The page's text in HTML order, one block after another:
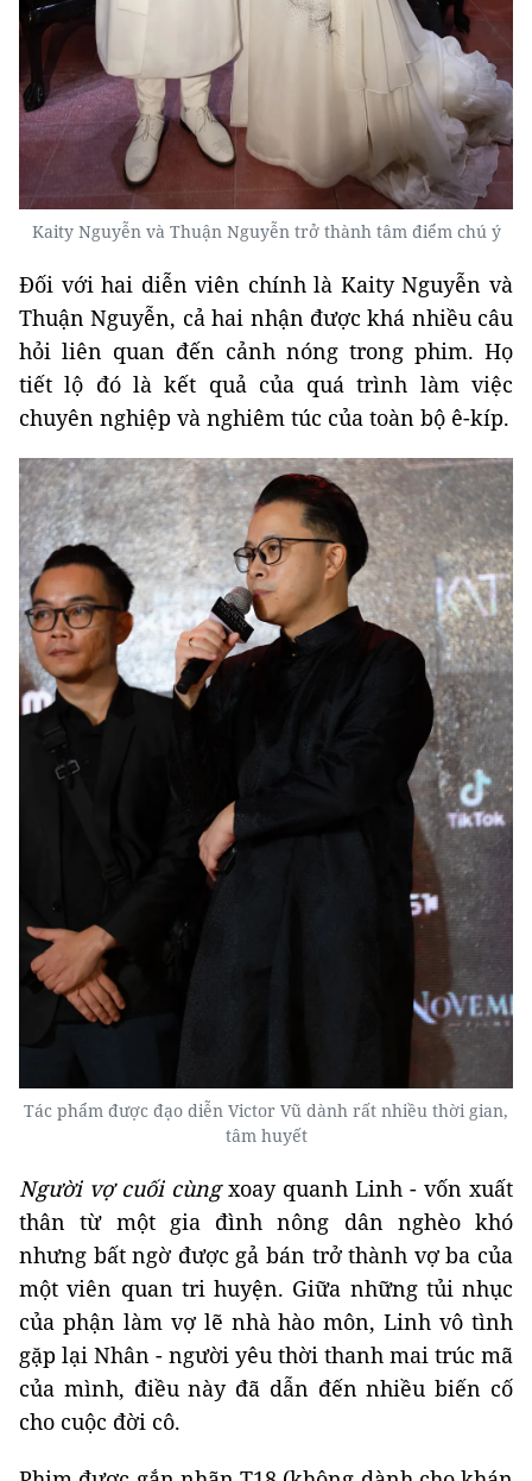
Kaity Nguyễn và Thuận Nguyễn trở thành tâm điểm chú ý
Đối với hai diễn viên chính là Kaity Nguyễn và
Thuận Nguyễn, cả hai nhận được khá nhiều câu
hỏi liên quan đến cảnh nóng trong phim. Họ
tiết lộ đó là kết quả của quá trình làm việc
chuyên nghiệp và nghiêm túc của toàn bộ ê-kíp.
Tác phẩm được đạo diễn Victor Vũ dành rất nhiều thời gian,
tâm huyết
Người vợ cuối cùngxoay quanh Linh - vốn xuất
thân từ một gia đình nông dân nghèo khó
nhưng bất ngờ được gả bán trở thành vợ ba của
một viên quan tri huyện. Giữa những tủi nhục
của phận làm vợ lẽ nhà hào môn, Linh vô tình
gặp lại Nhân - người yêu thời thanh mai trúc mã
của mình, điều này đã dẫn đến nhiều biến cố
cho cuộc đời cô.